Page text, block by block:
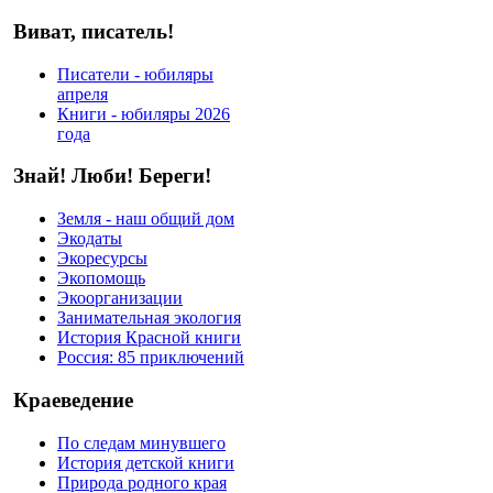
Виват, писатель!
Писатели - юбиляры
апреля
Книги - юбиляры 2026
года
Знай! Люби! Береги!
Земля - наш общий дом
Экодаты
Экоресурсы
Экопомощь
Экоорганизации
Занимательная экология
История Красной книги
Россия: 85 приключений
Краеведение
По следам минувшего
История детской книги
Природа родного края